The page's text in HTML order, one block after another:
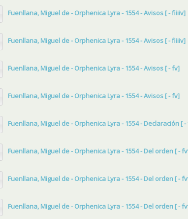
Fuenllana, Miguel de - Orphenica Lyra - 1554 - Avisos [ - fiiiiv]
Fuenllana, Miguel de - Orphenica Lyra - 1554 - Avisos [ - fiiiiv]
Fuenllana, Miguel de - Orphenica Lyra - 1554 - Avisos [ - fv]
Fuenllana, Miguel de - Orphenica Lyra - 1554 - Avisos [ - fv]
Fuenllana, Miguel de - Orphenica Lyra - 1554 - Declaración [
Fuenllana, Miguel de - Orphenica Lyra - 1554 - Del orden [ -
Fuenllana, Miguel de - Orphenica Lyra - 1554 - Del orden [ -
Fuenllana, Miguel de - Orphenica Lyra - 1554 - Del orden [ -